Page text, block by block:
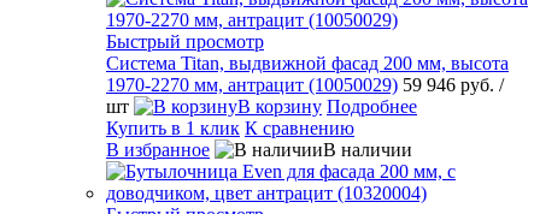
Быстрый просмотр
Система Titan, выдвижной фасад 200 мм, высота
1970-2270 мм, антрацит (10050029) 59 946 руб. /
шт
В корзину Подробнее
Купить в 1 клик К сравнению
В избранное
В наличии